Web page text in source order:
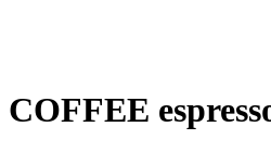
COFFEE